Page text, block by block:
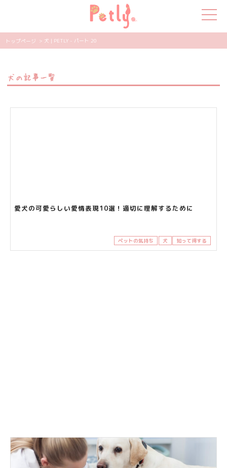
ペット用品
トップページ > 犬 | PETLY - パート 20
犬の記事一覧
愛犬の可愛らしい愛情表現10選！適切に理解するために
ペットの気持ち 犬 知って得する